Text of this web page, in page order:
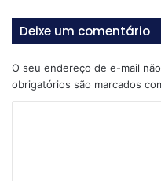
Deixe um comentário
O seu endereço de e-mail
obrigatórios são marcados